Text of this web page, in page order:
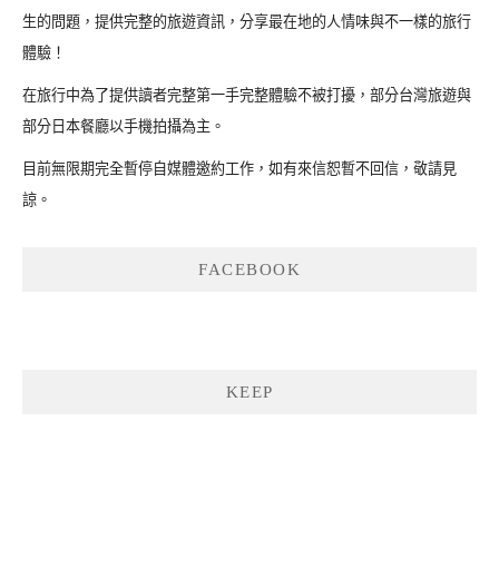
生的問題，提供完整的旅遊資訊，分享最在地的人情味與不一樣的旅行
體驗！
在旅行中為了提供讀者完整第一手完整體驗不被打擾，部分台灣旅遊與
部分日本餐廳以手機拍攝為主。
目前無限期完全暫停自媒體邀約工作，如有來信恕暫不回信，敬請見
諒。
FACEBOOK
KEEP